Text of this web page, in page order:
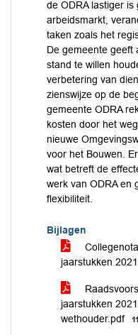
de ODRA lastiger
arbeidsmarkt,
taken zoals het
De gemeente geeft
stand te willen
verbetering van
zienswijze op de
gemeente ODRA
kosten door het
nieuwe
voor het Bouwen.
wat betreft de
werk van ODRA en
flexibiliteit.
Bijlagen
jaarstukken 2021
jaarstukken
wethouder.pdf